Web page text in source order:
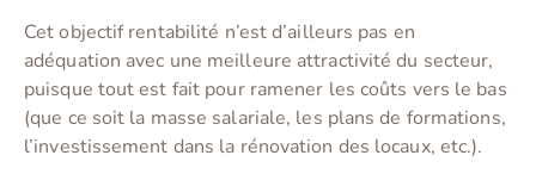
Cet objectif rentabilité n’est d’ailleurs pas en
adéquation avec une meilleure attractivité du secteur,
puisque tout est fait pour ramener les coûts vers le bas
(que ce soit la masse salariale, les plans de formations,
l’investissement dans la rénovation des locaux, etc.).